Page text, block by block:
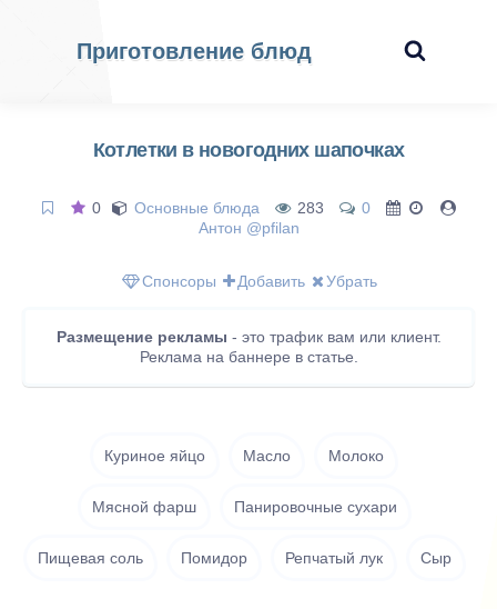
Приготовление блюд
Котлетки в новогодних шапочках
0 Основные блюда 283
0
Антон @pfilan
Спонсоры Добавить Убрать
Размещение рекламы - это трафик вам или клиент.
Реклама на баннере в статье.
Куриное яйцо Масло Молоко
Мясной фарш Панировочные сухари
Пищевая соль Помидор Репчатый лук Сыр